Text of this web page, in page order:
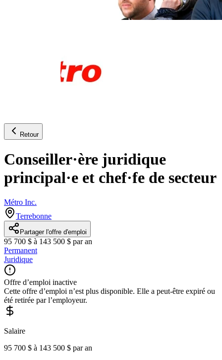
Retour
Conseiller·ère juridique
principal·e et chef·fe de secteur
Métro Inc.
Terrebonne
Partager l'offre d'emploi
95 700 $ à 143 500 $ par an
Permanent
Juridique
Offre d’emploi inactive
Cette offre d’emploi n’est plus disponible. Elle a peut-être expiré ou
été retirée par l’employeur.
Salaire
95 700 $ à 143 500 $ par an